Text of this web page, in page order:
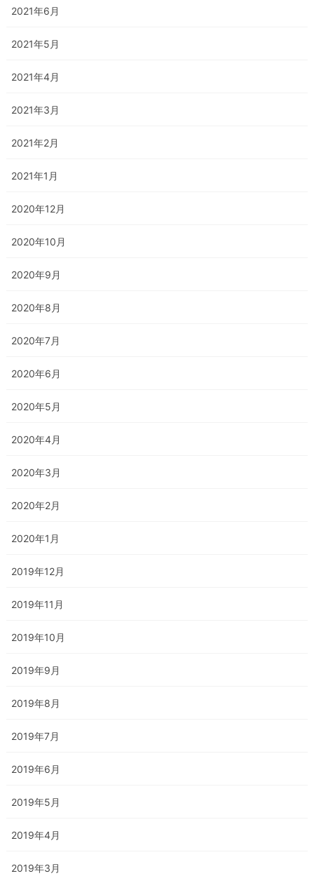
2021年6月
2021年5月
2021年4月
2021年3月
2021年2月
2021年1月
2020年12月
2020年10月
2020年9月
2020年8月
2020年7月
2020年6月
2020年5月
2020年4月
2020年3月
2020年2月
2020年1月
2019年12月
2019年11月
2019年10月
2019年9月
2019年8月
2019年7月
2019年6月
2019年5月
2019年4月
2019年3月